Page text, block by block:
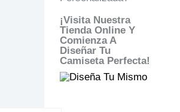
¡Visita Nuestra
Tienda Online Y
Comienza A
Diseñar Tu
Camiseta Perfecta!